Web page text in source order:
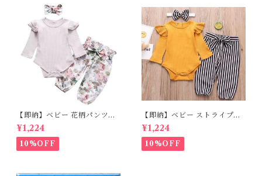
0 80 90 100 110cm
【即納】ベビー 花柄パンツ&
ロンパースset＋ヘッドバンド
3点セット☆女の子 フェミニン
80cm
¥1,224
10%OFF
【即納】ベビー ストライプパ
ンツ&フリルロンパースset＋
ヘッドバンド 3点セット☆女の
子 マニッシュ 80㎝
¥1,224
10%OFF